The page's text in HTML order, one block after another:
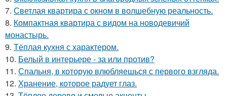
7. Светлая квартира с окном в волшебную реальность.
8. Компактная квартира с видом на новодевичий
монастырь.
9. Тёплая кухня с характером.
10. Белый в интерьере - за или против?
11. Спальня, в которую влюбляешься с первого взгляда.
12. Хранение, которое радует глаз.